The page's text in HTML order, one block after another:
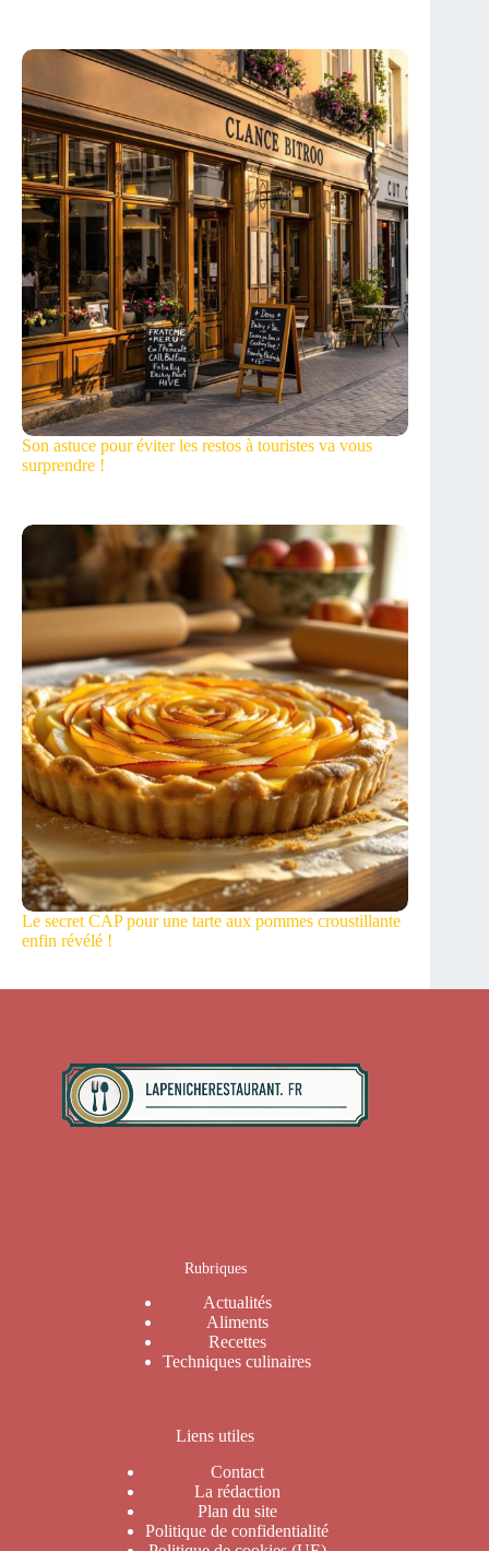
Son astuce pour éviter les restos à touristes va vous
surprendre !
Le secret CAP pour une tarte aux pommes croustillante
enfin révélé !
Rubriques
Actualités
Aliments
Recettes
Techniques culinaires
Liens utiles
Contact
La rédaction
Plan du site
Politique de confidentialité